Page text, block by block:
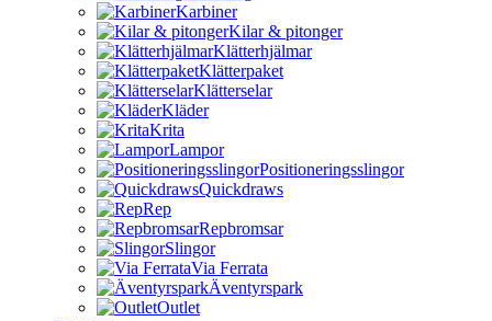
Karbiner
Kilar & pitonger
Klätterhjälmar
Klätterpaket
Klätterselar
Kläder
Krita
Lampor
Positioneringsslingor
Quickdraws
Rep
Repbromsar
Slingor
Via Ferrata
Äventyrspark
Outlet